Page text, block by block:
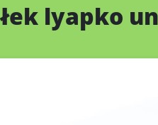
lyapko